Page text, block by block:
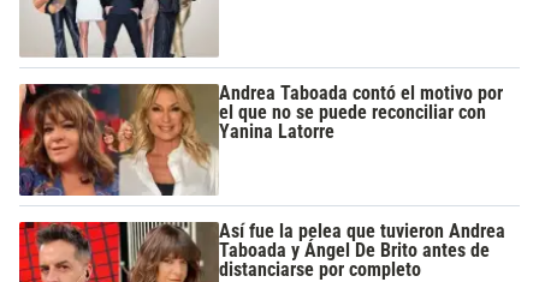
Andrea Taboada contó el motivo por
el que no se puede reconciliar con
Yanina Latorre
Así fue la pelea que tuvieron Andrea
Taboada y Ángel De Brito antes de
distanciarse por completo